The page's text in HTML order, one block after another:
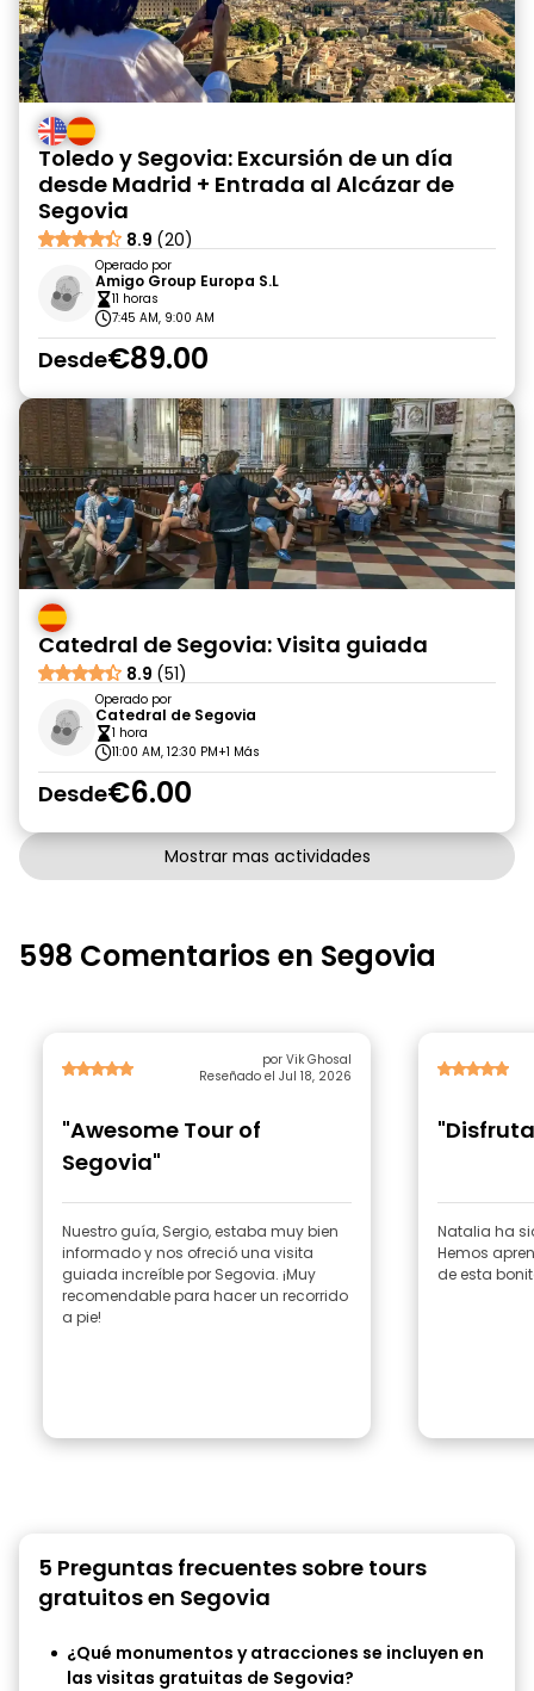
Toledo y Segovia: Excursión de un día
desde Madrid + Entrada al Alcázar de
Segovia
8.9 (20)
Operado por
Amigo Group Europa S.L
11 horas
7:45 AM, 9:00 AM
Desde€89.00
Catedral de Segovia: Visita guiada
8.9 (51)
Operado por
Catedral de Segovia
1 hora
11:00 AM, 12:30 PM+1 Más
Desde€6.00
Mostrar mas actividades
598 Comentarios en Segovia
por Vik Ghosal
Reseñado el Jul 18, 2026
"Awesome Tour of
Segovia"
Nuestro guía, Sergio, estaba muy bien
informado y nos ofreció una visita
guiada increíble por Segovia. ¡Muy
recomendable para hacer un recorrido
a pie!
Natalia ha
Hemos
de esta
5 Preguntas frecuentes sobre tours
gratuitos en Segovia
¿Qué monumentos y atracciones se incluyen en
las visitas gratuitas de Segovia?